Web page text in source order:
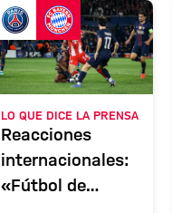
LO QUE DICE LA PRENSA
Reacciones
internacionales:
«Fútbol de